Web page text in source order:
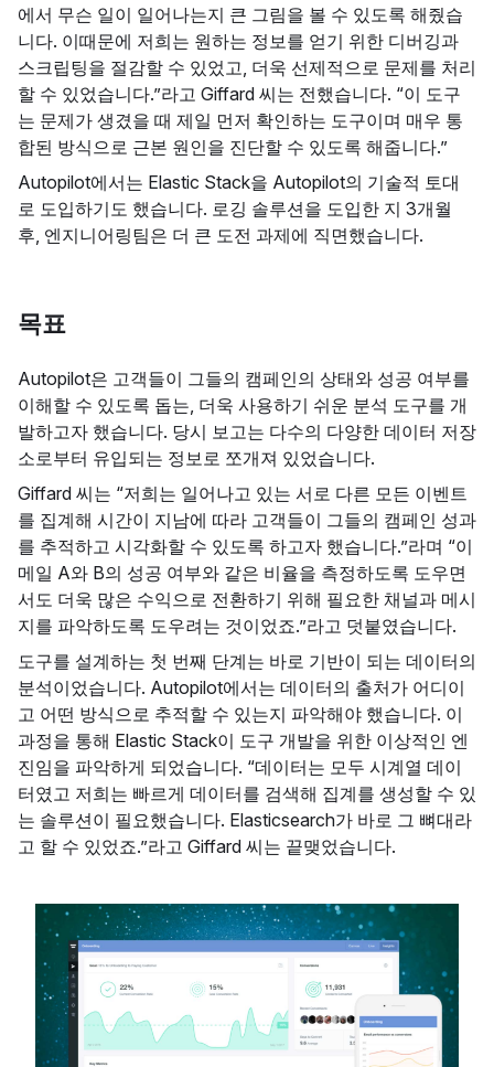
에서 무슨 일이 일어나는지 큰 그림을 볼 수 있도록 해줬습
니다. 이때문에 저희는 원하는 정보를 얻기 위한 디버깅과
스크립팅을 절감할 수 있었고, 더욱 선제적으로 문제를 처리
할 수 있었습니다.”라고 Giffard 씨는 전했습니다. “이 도구
는 문제가 생겼을 때 제일 먼저 확인하는 도구이며 매우 통
합된 방식으로 근본 원인을 진단할 수 있도록 해줍니다.”
Autopilot에서는 Elastic Stack을 Autopilot의 기술적 토대
로 도입하기도 했습니다. 로깅 솔루션을 도입한 지 3개월
후, 엔지니어링팀은 더 큰 도전 과제에 직면했습니다.
목표
Autopilot은 고객들이 그들의 캠페인의 상태와 성공 여부를
이해할 수 있도록 돕는, 더욱 사용하기 쉬운 분석 도구를 개
발하고자 했습니다. 당시 보고는 다수의 다양한 데이터 저장
소로부터 유입되는 정보로 쪼개져 있었습니다.
Giffard 씨는 “저희는 일어나고 있는 서로 다른 모든 이벤트
를 집계해 시간이 지남에 따라 고객들이 그들의 캠페인 성과
를 추적하고 시각화할 수 있도록 하고자 했습니다.”라며 “이
메일 A와 B의 성공 여부와 같은 비율을 측정하도록 도우면
서도 더욱 많은 수익으로 전환하기 위해 필요한 채널과 메시
지를 파악하도록 도우려는 것이었죠.”라고 덧붙였습니다.
도구를 설계하는 첫 번째 단계는 바로 기반이 되는 데이터의
분석이었습니다. Autopilot에서는 데이터의 출처가 어디이
고 어떤 방식으로 추적할 수 있는지 파악해야 했습니다. 이
과정을 통해 Elastic Stack이 도구 개발을 위한 이상적인 엔
진임을 파악하게 되었습니다. “데이터는 모두 시계열 데이
터였고 저희는 빠르게 데이터를 검색해 집계를 생성할 수 있
는 솔루션이 필요했습니다. Elasticsearch가 바로 그 뼈대라
고 할 수 있었죠.”라고 Giffard 씨는 끝맺었습니다.